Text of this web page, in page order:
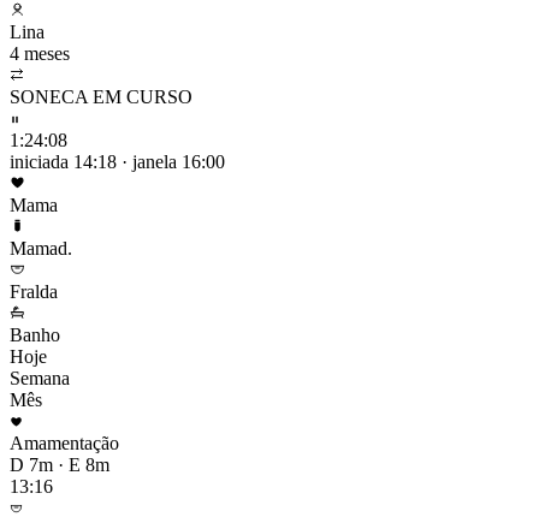
Lina
4 meses
SONECA EM CURSO
1:24:08
iniciada 14:18 · janela 16:00
Mama
Mamad.
Fralda
Banho
Hoje
Semana
Mês
Amamentação
D 7m · E 8m
13:16